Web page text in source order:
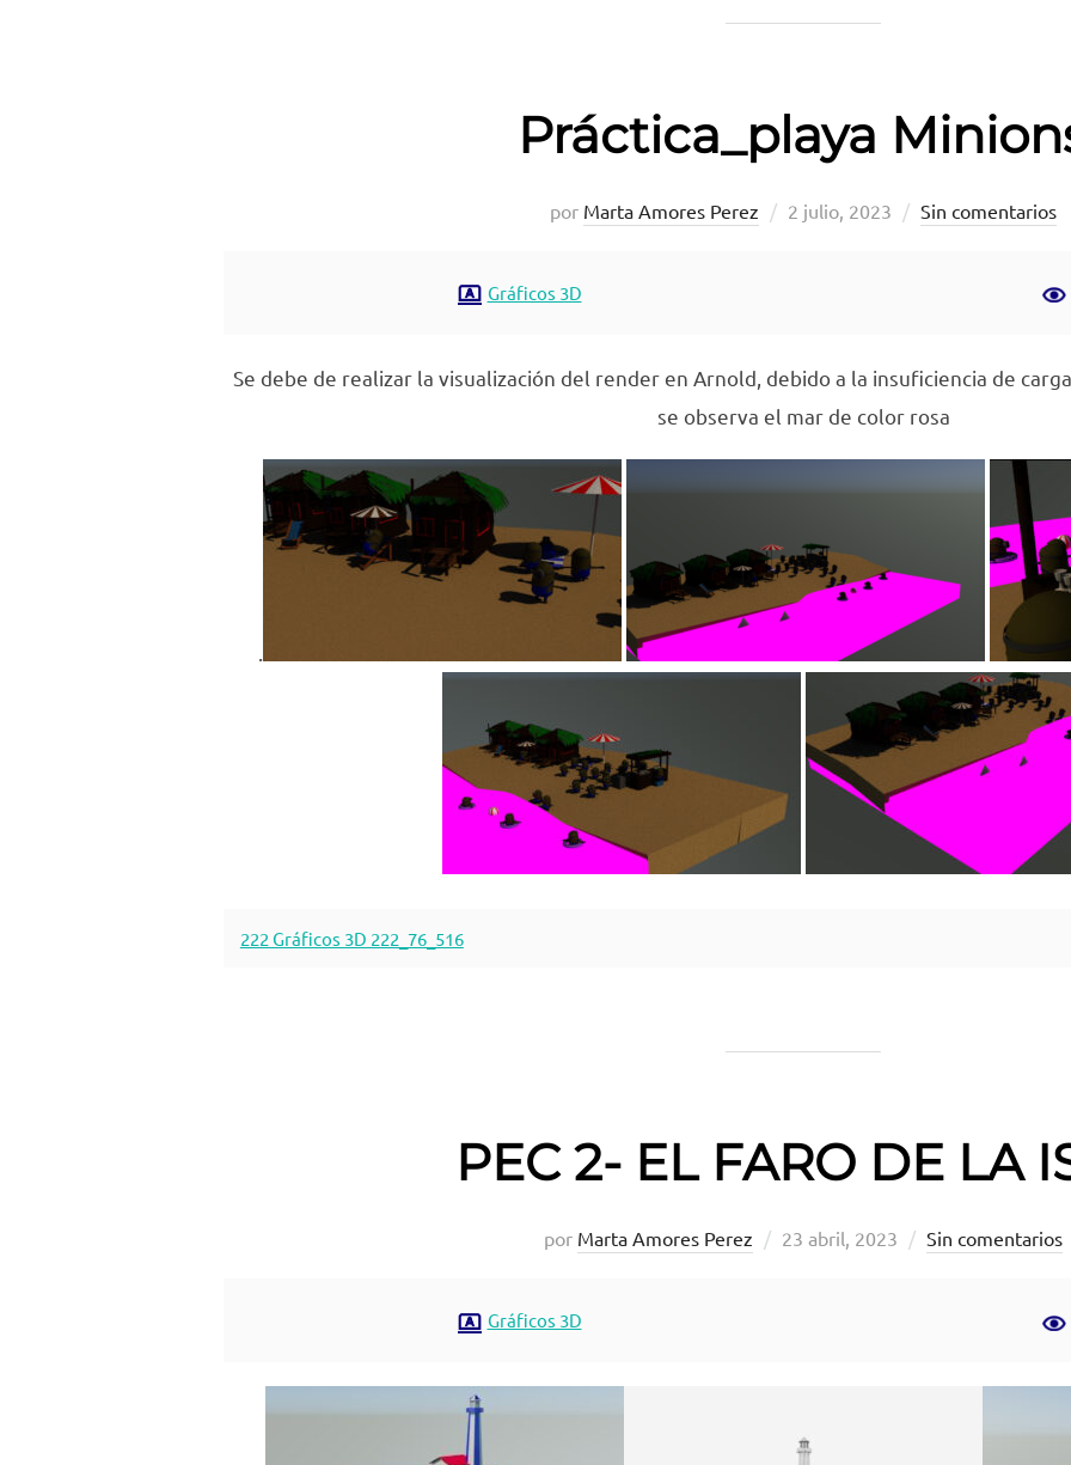
Práctica_playa
por Marta Amores Perez
Publicado
2 julio, 2023 Sin comentarios
Gráficos 3D
Se debe de realizar la visualización del render en Arnold, debido a la insuficiencia de
se observa el mar de color rosa
222 Gráficos 3D 222_76_516
PEC 2- EL FARO DE LA
por Marta Amores Perez
Publicado
23 abril, 2023 Sin comentarios
Gráficos 3D